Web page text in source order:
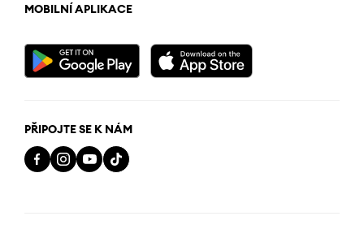
MOBILNÍ APLIKACE
PŘIPOJTE SE K NÁM